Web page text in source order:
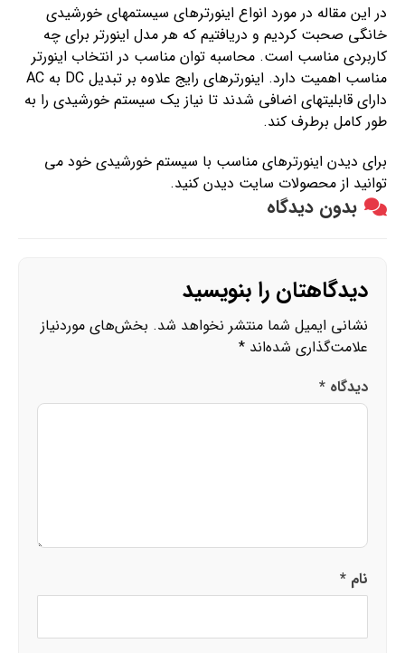
در این مقاله در مورد انواع اینورتر­های سیستم­های خورشیدی
خانگی صحبت کردیم و دریافتیم که هر مدل اینورتر برای چه
کاربردی مناسب است. محاسبه توان مناسب در انتخاب اینورتر
مناسب اهمیت دارد. اینورتر­های رایج علاوه بر تبدیل DC به AC
دارای قابلیت­های اضافی شدند تا نیاز یک سیستم خورشیدی را به
طور کامل برطرف کند.
برای دیدن اینورترهای مناسب با سیستم خورشیدی خود می
توانید از محصولات سایت دیدن کنید.
بدون دیدگاه
دیدگاهتان را بنویسید
نشانی ایمیل شما منتشر نخواهد شد. بخش‌های موردنیاز
علامت‌گذاری شده‌اند *
دیدگاه *
نام *